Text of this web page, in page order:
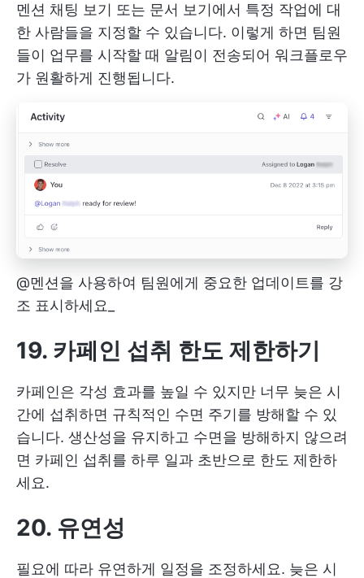
멘션 채팅 보기 또는 문서 보기에서 특정 작업에 대
한 사람들을 지정할 수 있습니다. 이렇게 하면 팀원
들이 업무를 시작할 때 알림이 전송되어 워크플로우
가 원활하게 진행됩니다.
@멘션을 사용하여 팀원에게 중요한 업데이트를 강
조 표시하세요_
19. 카페인 섭취 한도 제한하기
카페인은 각성 효과를 높일 수 있지만 너무 늦은 시
간에 섭취하면 규칙적인 수면 주기를 방해할 수 있
습니다. 생산성을 유지하고 수면을 방해하지 않으려
면 카페인 섭취를 하루 일과 초반으로 한도 제한하
세요.
20. 유연성
필요에 따라 유연하게 일정을 조정하세요. 늦은 시